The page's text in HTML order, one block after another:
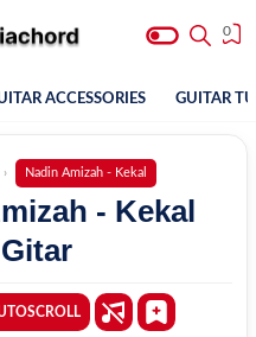
0
ACCESSORIES GUITAR
Nadin Amizah - Kekal
- Kekal